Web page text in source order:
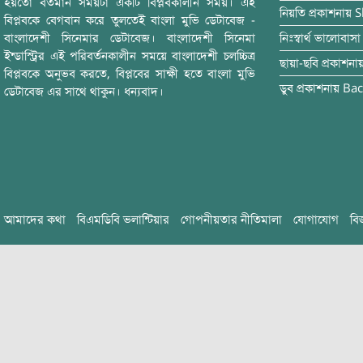
বিপ্লবকে বেগবান করে তুলতেই বাংলা মুভি ডেটাবেজ -
বাংলাদেশী সিনেমার ডেটাবেজ। বাংলাদেশী সিনেমা
ইন্ডাস্ট্রির এই পরিবর্তনকালীন সময়ে বাংলাদেশী চলচ্চিত্র
বিপ্লবকে অনুভব করতে, বিপ্লবের সাক্ষী হতে বাংলা মুভি
ডেটাবেজ এর সাথে থাকুন। ধন্যবাদ।
নিয়তি প্রকাশনায়
নিঃস্বার্থ ভালোবাসা
ছায়া-ছবি
ডুব প্রকাশনায়
আমাদের কথা বিএমডিবি ভলান্টিয়ার গোপনীয়তার নীতিমালা যোগাযোগ